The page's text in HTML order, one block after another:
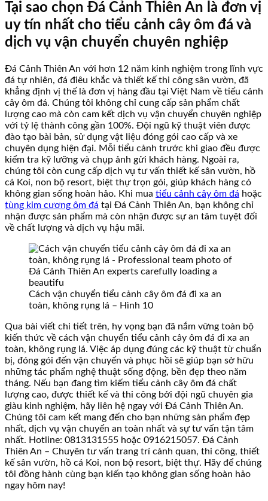
Tại sao chọn Đá Cảnh Thiên An là đơn vị
uy tín nhất cho tiểu cảnh cây ôm đá và
dịch vụ vận chuyển chuyên nghiệp
Đá Cảnh Thiên An với hơn 12 năm kinh nghiệm trong lĩnh vực
đá tự nhiên, đá điêu khắc và thiết kế thi công sân vườn, đã
khẳng định vị thế là đơn vị hàng đầu tại Việt Nam về tiểu cảnh
cây ôm đá. Chúng tôi không chỉ cung cấp sản phẩm chất
lượng cao mà còn cam kết dịch vụ vận chuyển chuyên nghiệp
với tỷ lệ thành công gần 100%. Đội ngũ kỹ thuật viên được
đào tạo bài bản, sử dụng vật liệu đóng gói cao cấp và xe
chuyên dụng hiện đại. Mỗi tiểu cảnh trước khi giao đều được
kiểm tra kỹ lưỡng và chụp ảnh gửi khách hàng. Ngoài ra,
chúng tôi còn cung cấp dịch vụ tư vấn thiết kế sân vườn, hồ
cá Koi, non bộ resort, biệt thự trọn gói, giúp khách hàng có
không gian sống hoàn hảo. Khi mua tiểu cảnh cây ôm đá hoặc
tùng kim cương ôm đá tại Đá Cảnh Thiên An, bạn không chỉ
nhận được sản phẩm mà còn nhận được sự an tâm tuyệt đối
về chất lượng và dịch vụ hậu mãi.
Cách vận chuyển tiểu cảnh cây ôm đá đi xa an
toàn, không rụng lá – Hình 10
Qua bài viết chi tiết trên, hy vọng bạn đã nắm vững toàn bộ
kiến thức về cách vận chuyển tiểu cảnh cây ôm đá đi xa an
toàn, không rụng lá. Việc áp dụng đúng các kỹ thuật từ chuẩn
bị, đóng gói đến vận chuyển và phục hồi sẽ giúp bạn sở hữu
những tác phẩm nghệ thuật sống động, bền đẹp theo năm
tháng. Nếu bạn đang tìm kiếm tiểu cảnh cây ôm đá chất
lượng cao, được thiết kế và thi công bởi đội ngũ chuyên gia
giàu kinh nghiệm, hãy liên hệ ngay với Đá Cảnh Thiên An.
Chúng tôi cam kết mang đến cho bạn những sản phẩm đẹp
nhất, dịch vụ vận chuyển an toàn nhất và sự tư vấn tận tâm
nhất. Hotline: 0813131555 hoặc 0916215057. Đá Cảnh
Thiên An – Chuyên tư vấn trang trí cảnh quan, thi công, thiết
kế sân vườn, hồ cá Koi, non bộ resort, biệt thự. Hãy để chúng
tôi đồng hành cùng bạn kiến tạo không gian sống hoàn hảo
ngay hôm nay!